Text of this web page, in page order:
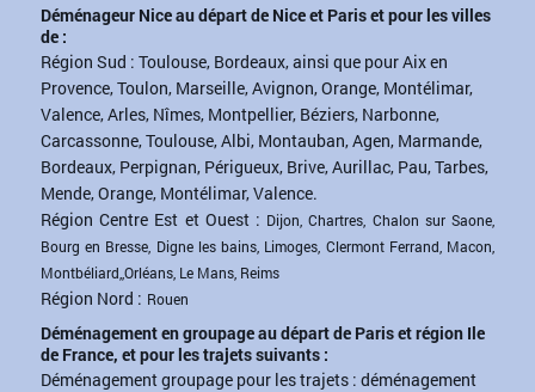
Déménageur Nice au départ de Nice et Paris et pour les villes
de :
Région Sud : Toulouse, Bordeaux, ainsi que pour Aix en
Provence, Toulon, Marseille, Avignon, Orange, Montélimar,
Valence, Arles, Nîmes, Montpellier, Béziers, Narbonne,
Carcassonne, Toulouse, Albi, Montauban, Agen, Marmande,
Bordeaux, Perpignan, Périgueux, Brive, Aurillac, Pau, Tarbes,
Mende, Orange, Montélimar, Valence.
Région Centre Est et Ouest : Dijon, Chartres, Chalon sur Saone,
Bourg en Bresse, Digne les bains, Limoges, Clermont Ferrand, Macon,
Montbéliard,,Orléans, Le Mans, Reims
Région Nord : Rouen
Déménagement en groupage au départ de Paris et région Ile
de France, et pour les trajets suivants :
Déménagement groupage pour les trajets : déménagement